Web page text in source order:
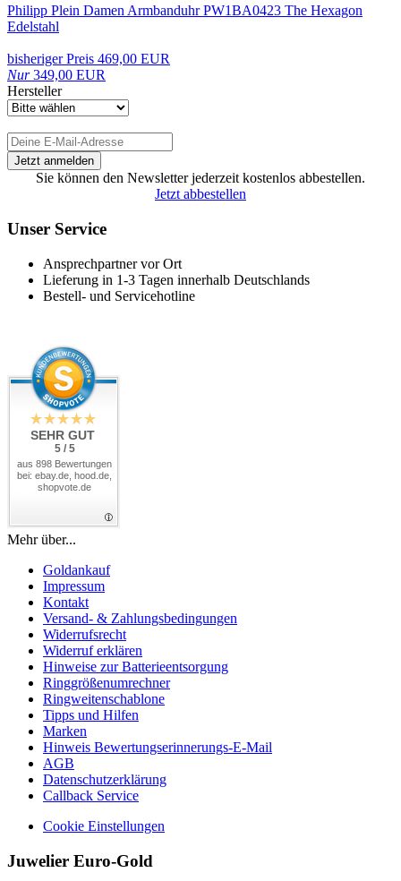
Philipp Plein Damen Armbanduhr PW1BA0423 The Hexagon
Edelstahl
bisheriger Preis 469,00 EUR
Nur349,00 EUR
Hersteller
Sie können den Newsletter jederzeit kostenlos abbestellen.
Jetzt abbestellen
Unser Service
Ansprechpartner vor Ort
Lieferung in 1-3 Tagen innerhalb Deutschlands
Bestell- und Servicehotline
SEHR GUT
5 / 5
aus 898 Bewertungen
bei: ebay.de, hood.de,
shopvote.de
Mehr über...
Goldankauf
Impressum
Kontakt
Versand- & Zahlungsbedingungen
Widerrufsrecht
Widerruf erklären
Hinweise zur Batterieentsorgung
Ringgrößenumrechner
Ringweitenschablone
Tipps und Hilfen
Marken
Hinweis Bewertungserinnerungs-E-Mail
AGB
Datenschutzerklärung
Callback Service
Cookie Einstellungen
Juwelier Euro-Gold